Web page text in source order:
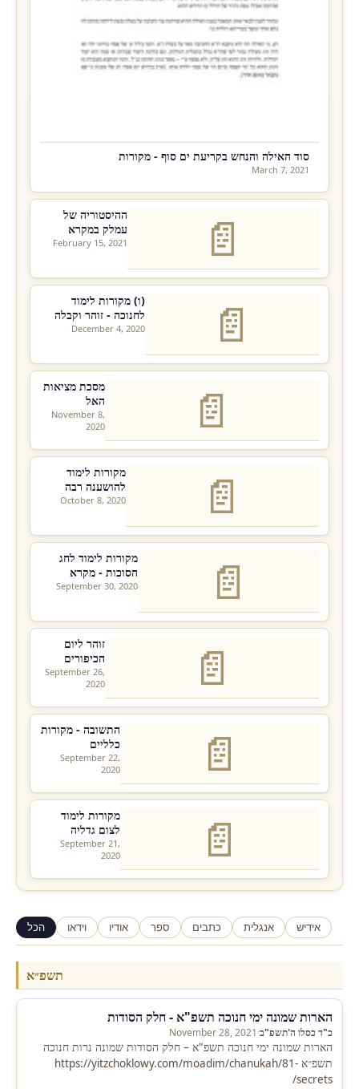
סוד האילה והנחש בקריעת ים סוף - מקורות
March 7, 2021
📄
ההיסטוריה של
עמלק במקרא
February 15, 2021
📄
(ו) מקורות לימוד
לחנוכה - זוהר וקבלה
December 4, 2020
📄
מסכת מציאות
האל
November 8,
2020
📄
מקורות לימוד
להושענה רבה
October 8, 2020
📄
מקורות לימוד לחג
הסוכות - מקרא
September 30, 2020
📄
זוהר ליום
הכיפורים
September 26,
2020
📄
התשובה - מקורות
כלליים
September 22,
2020
📄
מקורות לימוד
לצום גדליה
September 21,
2020
הכל וידאו אודיו ספר כתבים אנגלית אידיש
תשפ״א
הארות שמונה ימי חנוכה תשפ"א - חלק הסודות
כ"ד כסלו ה'תשפ"ב·
November 28, 2021
הארות שמונה ימי חנוכה תשפ"א – חלק הסודות שמונה נרות חנוכה
תשפ״א https://yitzchoklowy.com/moadim/chanukah/81-
secrets/